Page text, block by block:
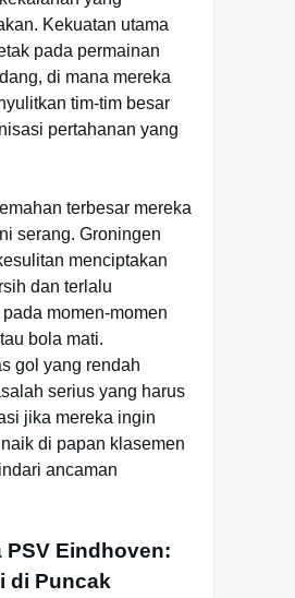
Kekuatan utama
pada permainan
di mana mereka
tim-tim besar
pertahanan yang
terbesar mereka
serang. Groningen
menciptakan
dan terlalu
momen-momen
bola mati.
gol yang rendah
serius yang harus
jika mereka ingin
di papan klasemen
ancaman
PSV Eindhoven:
di Puncak